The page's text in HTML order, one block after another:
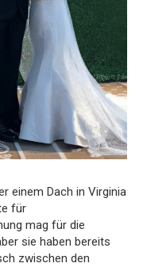
einem Dach in Virginia
für
mag für die
sie haben bereits
zwischen den